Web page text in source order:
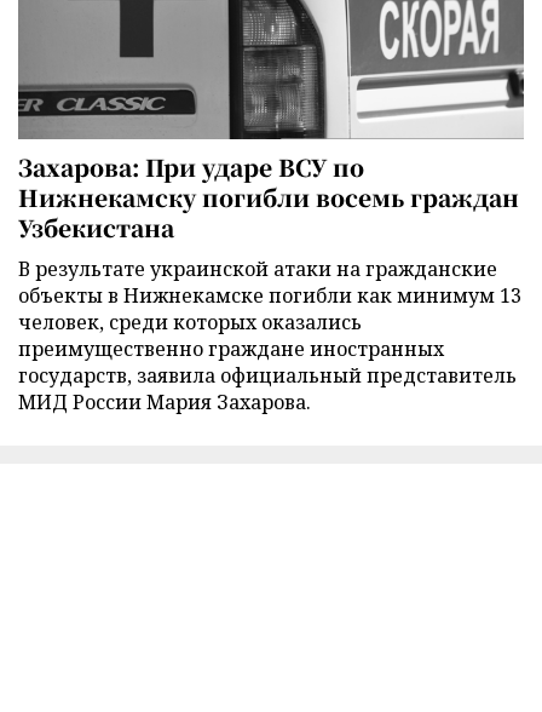
Захарова: При ударе ВСУ по
Нижнекамску погибли восемь граждан
Узбекистана
В результате украинской атаки на гражданские
объекты в Нижнекамске погибли как минимум 13
человек, среди которых оказались
преимущественно граждане иностранных
государств, заявила официальный представитель
МИД России Мария Захарова.